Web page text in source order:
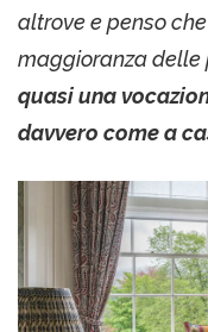
altrove e penso
maggioranza delle
quasi una
davvero come a